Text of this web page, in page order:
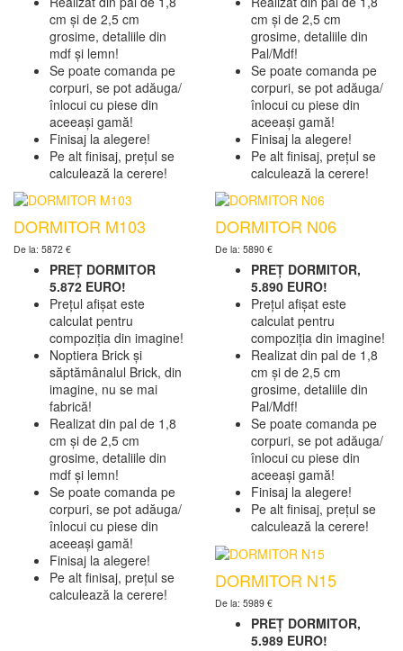
cm și de 2,5 cm
grosime, detaliile din
mdf și lemn!
Se poate comanda pe
corpuri, se pot adăuga/
înlocui cu piese din
aceeași gamă!
Finisaj la alegere!
Pe alt finisaj, prețul se
calculează la cerere!
cm și de 2,5 cm
grosime, detaliile din
Pal/Mdf!
Se poate comanda pe
corpuri, se pot adăuga/
înlocui cu piese din
aceeași gamă!
Finisaj la alegere!
Pe alt finisaj, prețul se
calculează la cerere!
DORMITOR M103
De la: 5872 €
PREȚ DORMITOR
5.872 EURO!
Prețul afișat este
calculat pentru
compoziția din imagine!
Noptiera Brick și
săptămânalul Brick, din
imagine, nu se mai
fabrică!
Realizat din pal de 1,8
cm și de 2,5 cm
grosime, detaliile din
mdf și lemn!
Se poate comanda pe
corpuri, se pot adăuga/
înlocui cu piese din
aceeași gamă!
Finisaj la alegere!
Pe alt finisaj, prețul se
calculează la cerere!
DORMITOR N06
De la: 5890 €
PREȚ DORMITOR,
5.890 EURO!
Prețul afișat este
calculat pentru
compoziția din imagine!
Realizat din pal de 1,8
cm și de 2,5 cm
grosime, detaliile din
Pal/Mdf!
Se poate comanda pe
corpuri, se pot adăuga/
înlocui cu piese din
aceeași gamă!
Finisaj la alegere!
Pe alt finisaj, prețul se
calculează la cerere!
DORMITOR N15
De la: 5989 €
PREȚ DORMITOR,
5.989 EURO!